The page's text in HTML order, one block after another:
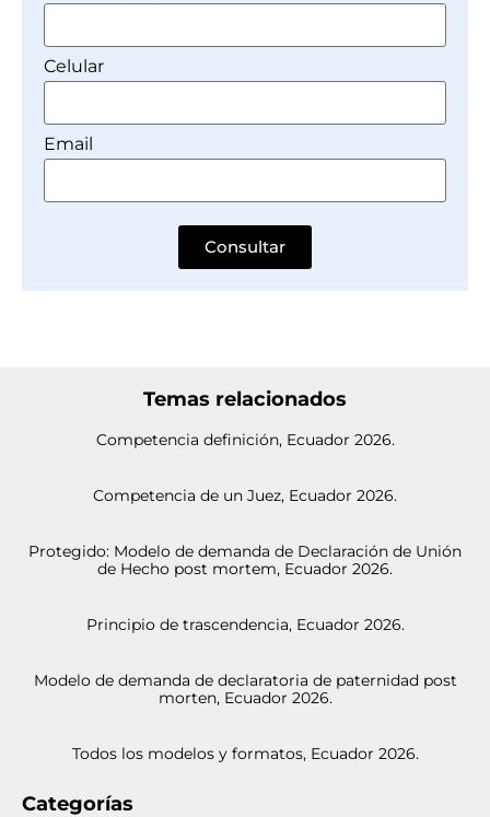
Celular
Email
Consultar
Temas relacionados
Competencia definición, Ecuador 2026.
Competencia de un Juez, Ecuador 2026.
Protegido: Modelo de demanda de Declaración de Unión
de Hecho post mortem, Ecuador 2026.
Principio de trascendencia, Ecuador 2026.
Modelo de demanda de declaratoria de paternidad post
morten, Ecuador 2026.
Todos los modelos y formatos, Ecuador 2026.
Categorías